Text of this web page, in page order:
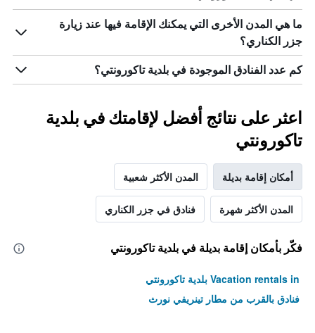
ما هي المدن الأخرى التي يمكنك الإقامة فيها عند زيارة
جزر الكناري؟
كم عدد الفنادق الموجودة في بلدية تاكورونتي؟
اعثر على نتائج أفضل لإقامتك في بلدية
تاكورونتي
أمكان إقامة بديلة المدن الأكثر شعبية
المدن الأكثر شهرة فنادق في جزر الكناري
فكّر بأمكان إقامة بديلة في بلدية تاكورونتي
Vacation rentals in بلدية تاكورونتي
فنادق بالقرب من مطار تينريفي نورث